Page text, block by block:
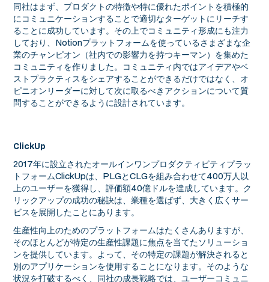
同社はまず、プロダクトの特徴や特に優れたポイントを積極的
にコミュニケーションすることで適切なターゲットにリーチす
ることに成功しています。その上でコミュニティ形成にも注力
しており、Notionプラットフォームを使っているさまざまな企
業のチャンピオン（社内での影響力を持つキーマン）を集めた
コミュニティを作りました。コミュニティ内ではアイデアやベ
ストプラクティスをシェアすることができるだけではなく、オ
ピニオンリーダーに対して次に取るべきアクションについて質
問することができるように設計されています。
ClickUp
2017年に設立されたオールインワンプロダクティビティプラッ
トフォームClickUpは、PLGとCLGを組み合わせて400万人以
上のユーザーを獲得し、評価額40億ドルを達成しています。ク
リックアップの成功の秘訣は、業種を選ばず、大きく広くサー
ビスを展開したことにあります。
生産性向上のためのプラットフォームはたくさんありますが、
そのほとんどが特定の生産性課題に焦点を当てたソリューショ
ンを提供しています。よって、その特定の課題が解決されると
別のアプリケーションを使用することになります。そのような
状況を打破するべく、同社の成長戦略では、ユーザーコミュニ